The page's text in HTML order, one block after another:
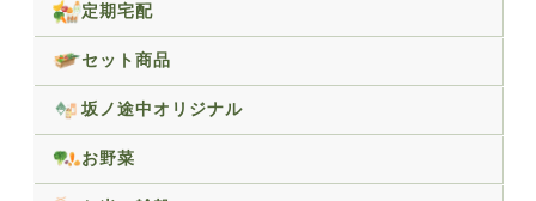
定期宅配
セット商品
坂ノ途中オリジナル
お野菜